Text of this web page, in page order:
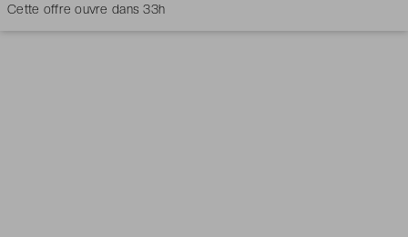
Cette offre ouvre dans33h